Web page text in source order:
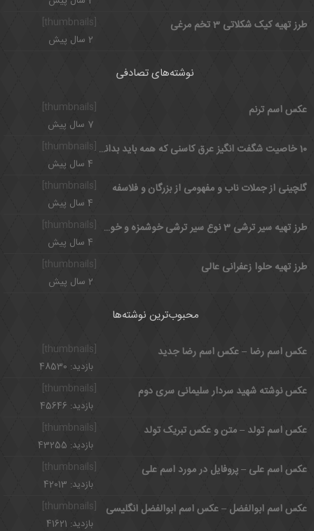
طرز تهیه کیک شکلاتی 3 تخم مرغی
2 سال پیش
نوشته‌های تصادفی
[thumbnails] عکس اسم ترنم
7 سال پیش
10 خاصیت شگفت انگیز عرق کاسنی که همه باید بدانند
4 سال پیش
[thumbnails]
گلچینی از جملات ناب و مفهومی از بزرگان و فلاسفه
4 سال پیش
طرز تهیه سیر ترشی 3 نوع سیر ترشی خوشمزه و خوش خوراک
4 سال پیش
طرز تهیه حلوا زعفرانی عالی
2 سال پیش
محبوب‌ترین نوشته‌ها
عکس اسم رضا – عکس اسم رضا جدید
بازدید: 48530
[thumbnails]
عکس نوشته شهید سردار سلیمانی سری دوم
بازدید: 45646
عکس اسم تولد – متن و عکس تبریک تولد
بازدید: 43255
عکس اسم علی – پروفایل در مورد اسم علی
بازدید: 42013
عکس اسم ابوالفضل – عکس اسم ابوالفضل انگلیسی
بازدید: 41621